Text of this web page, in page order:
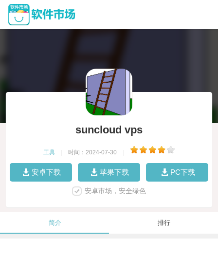
suncloud vps
工具 时间：2024-07-30
安卓下载 苹果下载 PC下载
安卓市场，安全绿色
简介 排行